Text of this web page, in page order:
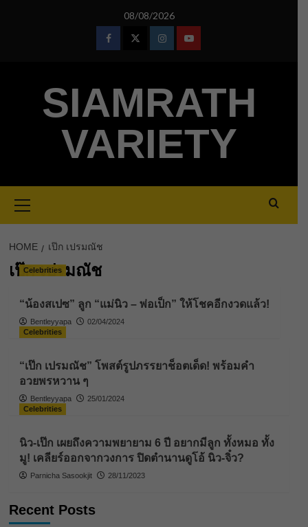
08/08/2026
FacebookTwitterInstagramYoutube
SIAMRATH
VARIETY
Menu
HOME เป๊ก เปรมณัช
เป๊ก เปรมณัช
Celebrities
“น้องสเปซ” ลูก “แม่นิว – พ่อเป็ก” ให้โชคอีกงวดแล้ว!
Bentleyyapa
02/04/2024
Celebrities
“เป๊ก เปรมณัช” โพสต์รูปภรรยาช็อตเด็ด! พร้อมคำ
อวยพรหวาน ๆ
Bentleyyapa
25/01/2024
Celebrities
นิว-เป๊ก เผยถึงความพยายาม 6 ปี อยากมีลูก ทั้งหมอ ทั้ง
มู! เคลียร์ออกจากวงการ ปิดตำนานดูโอ้ นิว-จิ๋ว?
Parnicha Sasookjit 28/11/2023
Recent Posts